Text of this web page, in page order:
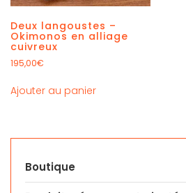
Deux langoustes –
Okimonos en alliage
cuivreux
195,00€
Ajouter au panier
Boutique